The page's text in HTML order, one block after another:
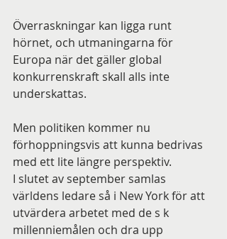
Överraskningar kan ligga runt
hörnet, och utmaningarna för
Europa när det gäller global
konkurrenskraft skall alls inte
underskattas.
Men politiken kommer nu
förhoppningsvis att kunna bedrivas
med ett lite längre perspektiv.
I slutet av september samlas
världens ledare så i New York för att
utvärdera arbetet med de s k
millenniemålen och dra upp